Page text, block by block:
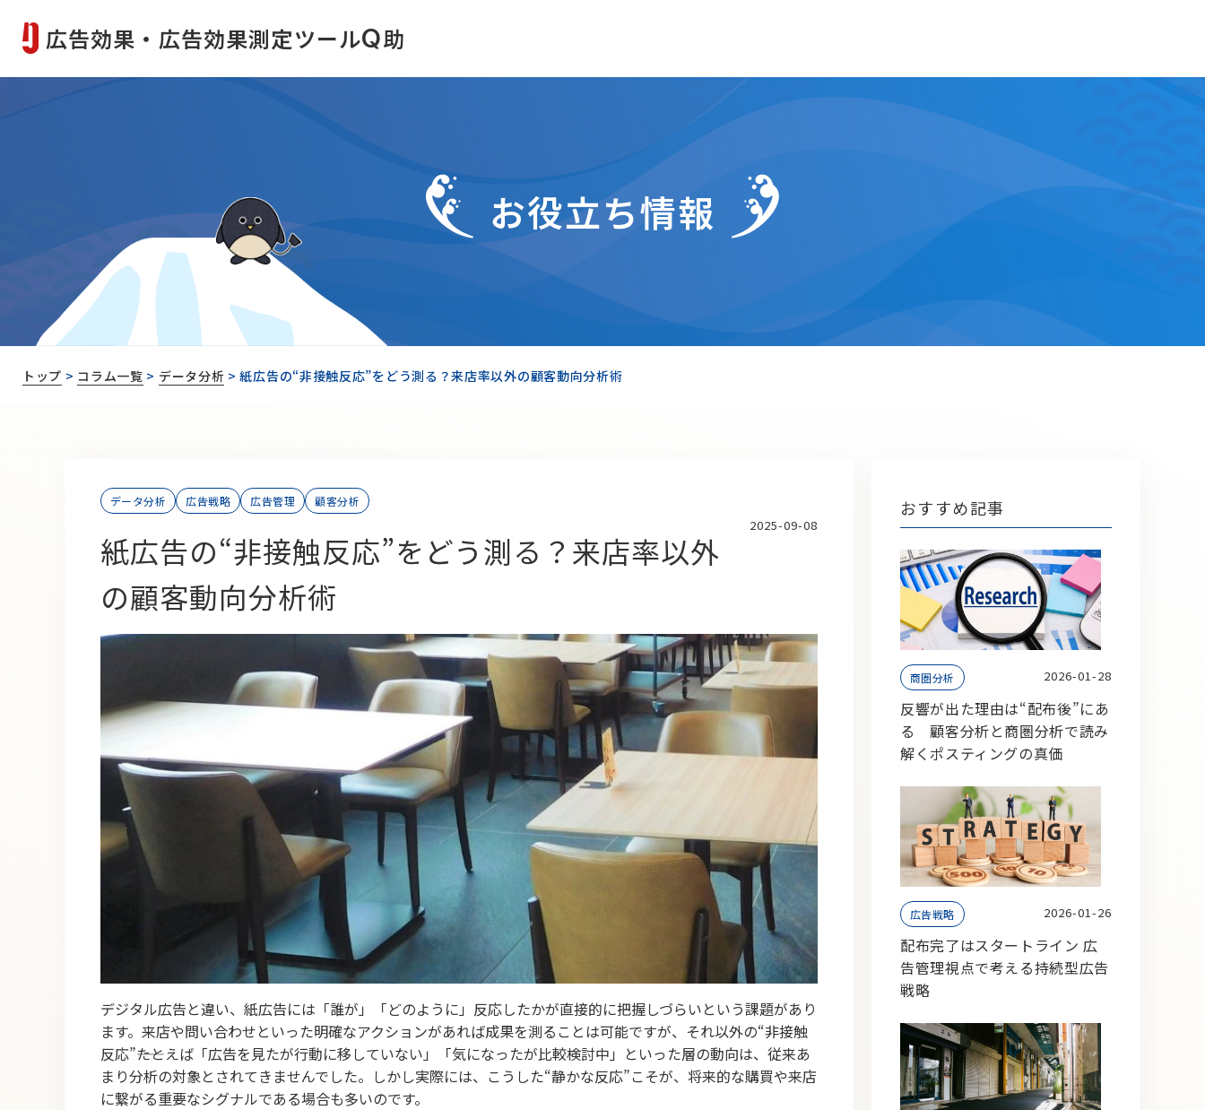
広告効果・広告効果測定ツールQ助
お役立ち情報
トップ > コラム一覧 > データ分析 >紙広告の“非接触反応”をどう測る？来店率以外の顧客動向分析術
データ分析 広告戦略 広告管理 顧客分析
2025-09-08
紙広告の“非接触反応”をどう測る？来店率以外
の顧客動向分析術
デジタル広告と違い、紙広告には「誰が」「どのように」反応したかが直接的に把握しづらいという課題があり
ます。来店や問い合わせといった明確なアクションがあれば成果を測ることは可能ですが、それ以外の“非接触
反応”――たとえば「広告を見たが行動に移していない」「気になったが比較検討中」といった層の動向は、従来あ
まり分析の対象とされてきませんでした。しかし実際には、こうした“静かな反応”こそが、将来的な購買や来店
に繋がる重要なシグナルである場合も多いのです。
おすすめ記事
商圏分析 2026-01-28
反響が出た理由は“配布後”にあ
る 顧客分析と商圏分析で読み
解くポスティングの真価
広告戦略 2026-01-26
配布完了はスタートライン 広
告管理視点で考える持続型広告
戦略